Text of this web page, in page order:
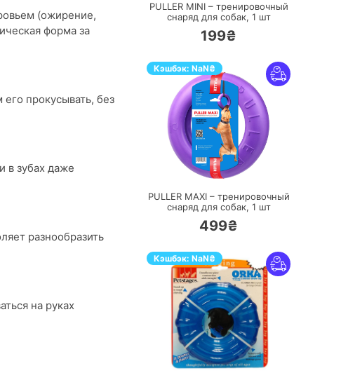
(ожирение,
форма за
прокусывать, без
в зубах даже
разнообразить
на руках
PULLER MINI – тренировочный
снаряд для собак, 1 шт
199₴
Кэшбэк: NaN₴
ПЕРЕЙТИ
PULLER MAXI – тренировочный
снаряд для собак, 1 шт
499₴
Кэшбэк: NaN₴
ПЕРЕЙТИ